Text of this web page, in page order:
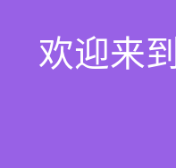
欢迎来